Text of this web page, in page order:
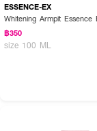
ESSENCE-EX
Whitening Armpit Essence
฿350
size 100 ML